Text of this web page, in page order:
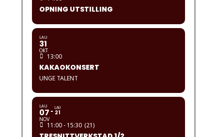
OPNING UTSTILLING
LAU
31
OKT
13:00
KAKAOKONSERT
UNGE TALENT
LAU
07
NOV
LAU
21
11:00 - 15:30 (21)